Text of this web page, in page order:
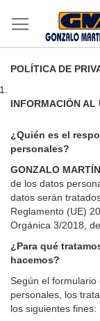
POLÍTICA DE
INFORMACIÓN AL
¿Quién es el
personales?
GONZALO
de los datos
datos serán
Reglamento (UE)
Orgánica 3/2018,
¿Para qué
hacemos?
Según el
personales, los
los siguientes fines: